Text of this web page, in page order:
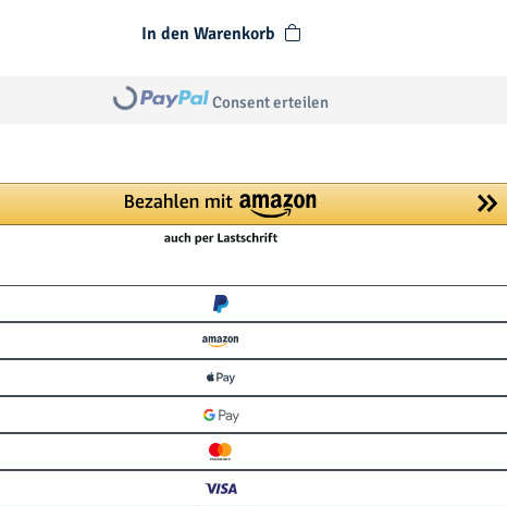
In den Warenkorb
Loading... Consent erteilen